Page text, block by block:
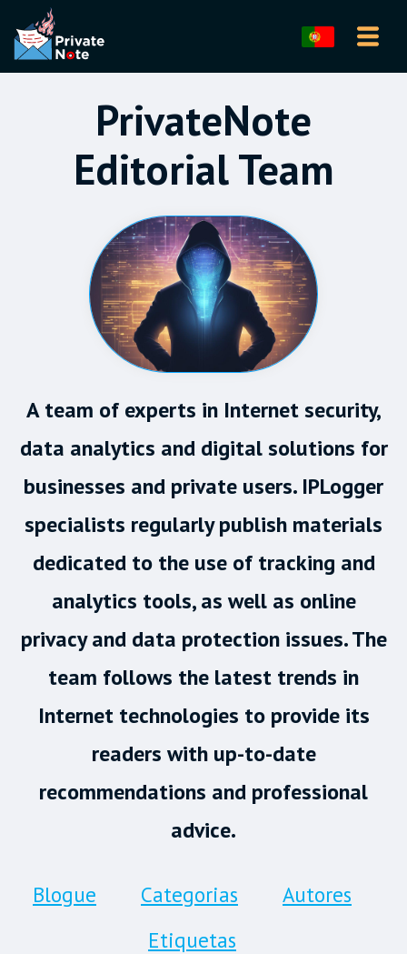
PrivateNote
Editorial Team
A team of experts in Internet security,
data analytics and digital solutions for
businesses and private users. IPLogger
specialists regularly publish materials
dedicated to the use of tracking and
analytics tools, as well as online
privacy and data protection issues. The
team follows the latest trends in
Internet technologies to provide its
readers with up-to-date
recommendations and professional
advice.
Blogue Categorias
Autores
Etiquetas